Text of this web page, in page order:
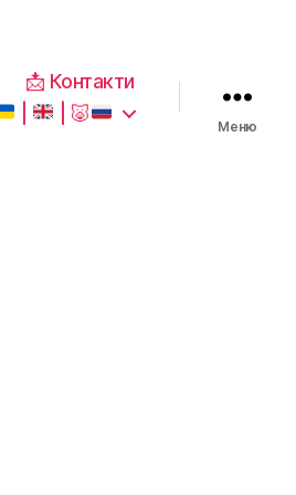
📩 Контакти
🐷
Меню